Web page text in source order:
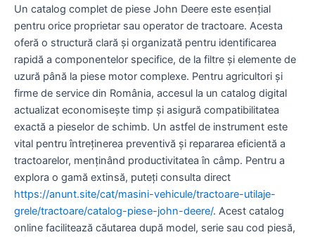
Un catalog complet de piese John Deere este esențial
pentru orice proprietar sau operator de tractoare. Acesta
oferă o structură clară și organizată pentru identificarea
rapidă a componentelor specifice, de la filtre și elemente de
uzură până la piese motor complexe. Pentru agricultori și
firme de service din România, accesul la un catalog digital
actualizat economisește timp și asigură compatibilitatea
exactă a pieselor de schimb. Un astfel de instrument este
vital pentru întreținerea preventivă și repararea eficientă a
tractoarelor, menținând productivitatea în câmp. Pentru a
explora o gamă extinsă, puteți consulta direct
https://anunt.site/cat/masini-vehicule/tractoare-utilaje-
grele/tractoare/catalog-piese-john-deere/. Acest catalog
online facilitează căutarea după model, serie sau cod piesă,